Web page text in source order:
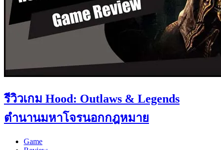
รีวิวเกม Hood: Outlaws & Legends
ตำนานมหาโจรนอกกฎหมาย
Game